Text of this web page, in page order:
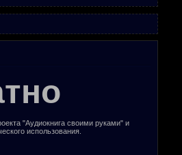
"Аудиокнига своими руками" и
использования.